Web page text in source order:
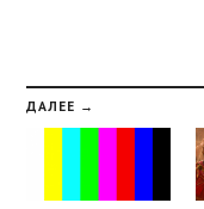
ДАЛЕЕ →